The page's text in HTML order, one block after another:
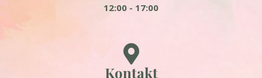
12:00 - 17:00
Kontakt